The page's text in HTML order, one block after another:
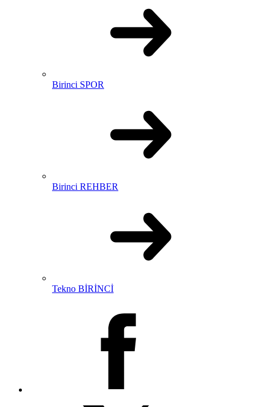
Birinci SPOR
Birinci REHBER
Tekno BİRİNCİ